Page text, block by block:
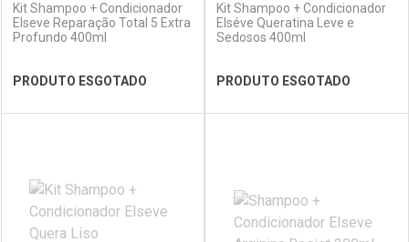
Ver Desconto Convênio Ver Desconto Convênio
Kit Shampoo + Condicionador
Elseve Reparação Total 5 Extra
Profundo 400ml
PRODUTO ESGOTADO
Laboratório
Por Menos
Kit Shampoo + Condicionador
Elséve Queratina Leve e
Sedosos 400ml
PRODUTO ESGOTADO
Laboratório
Por Menos